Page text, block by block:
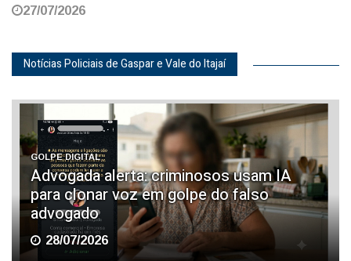
27/07/2026
Notícias Policiais de Gaspar e Vale do Itajaí
GOLPE DIGITAL
Advogada alerta: criminosos usam IA
para clonar voz em golpe do falso
advogado
28/07/2026